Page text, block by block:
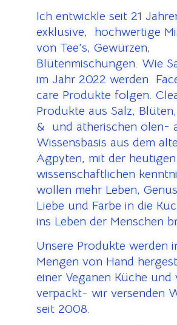
Ich entwickle seit 21
exklusive, hochwertige
von Tee’s, Gewürzen,
Blütenmischungen. Wie
im Jahr 2022 werden
care Produkte folgen.
Produkte aus Salz,
& und ätherischen ölen-
Wissensbasis aus dem
Ägpyten, mit der heutigen
wissenschaftlichen
wollen mehr Leben,
Liebe und Farbe in die
ins Leben der Menschen
Unsere Produkte werden
Mengen von Hand
einer Veganen Küche und
verpackt- wir versenden
seit 2008.